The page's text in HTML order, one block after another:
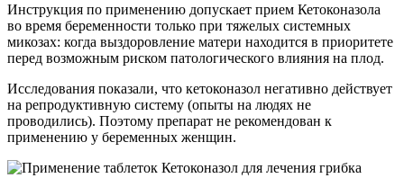
Инструкция по применению допускает прием Кетоконазола
во время беременности только при тяжелых системных
микозах: когда выздоровление матери находится в приоритете
перед возможным риском патологического влияния на плод.
Исследования показали, что кетоконазол негативно действует
на репродуктивную систему (опыты на людях не
проводились). Поэтому препарат не рекомендован к
применению у беременных женщин.